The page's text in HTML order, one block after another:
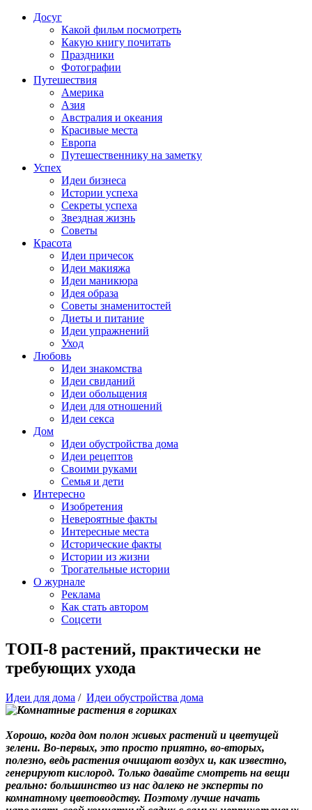
Досуг
Какой фильм посмотреть
Какую книгу почитать
Праздники
Фотографии
Путешествия
Америка
Азия
Австралия и океания
Красивые места
Европа
Путешественнику на заметку
Успех
Идеи бизнеса
Истории успеха
Секреты успеха
Звездная жизнь
Советы
Красота
Идеи причесок
Идеи макияжа
Идеи маникюра
Идея образа
Советы знаменитостей
Диеты и питание
Идеи упражнений
Уход
Любовь
Идеи знакомства
Идеи свиданий
Идеи обольщения
Идеи для отношений
Идеи секса
Дом
Идеи обустройства дома
Идеи рецептов
Своими руками
Семья и дети
Интересно
Изобретения
Невероятные факты
Интересные места
Исторические факты
Истории из жизни
Трогательные истории
О журнале
Реклама
Как стать автором
Соцсети
ТОП-8 растений, практически не
требующих ухода
Идеи для дома / Идеи обустройства дома
Хорошо, когда дом полон живых растений и цветущей
зелени. Во-первых, это просто приятно, во-вторых,
полезно, ведь растения очищают воздух и, как известно,
генерируют кислород. Только давайте смотреть на вещи
реально: большинство из нас далеко не эксперты по
комнатному цветоводству. Поэтому лучше начать